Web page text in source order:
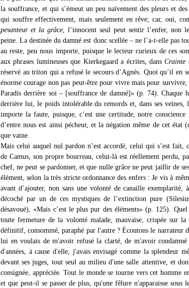
la souffrance, et qui s’émeut un peu naïvement des pleurs et
qui souffre effectivement, mais seulement en rêve; car, oui,
pesanteur et la grâce, l’innocent seul peut sentir l’enfer, non
peine. La destinée du damné est donc scellée – ne l’a-t-elle pas
au reste, peu nous importe, puisque le lecteur curieux de ces
aux phrases lumineuses que Kierkegaard a écrites, dansCrainte
réservé au triton qui a refusé le secours d’Agnès. Quoi qu’il en
énorme courage non pas peut-être pour vivre mais pour
Paradis derrière soi – [souffrance de damné]» (p. 74). Chaque
derrière lui, le poids intolérable du remords et, dans ses
importe la faute, puisque, c’est une certitude, notre
d’entre nous est ainsi pécheur, et la négation même de cet
que vaine.
Mais celui auquel nul pardon n’est accordé, celui qui s’est fait,
de Camus, son propre bourreau, celui-là est réellement perdu,
chef, ne peut se pardonner, et que nulle grâce ne peut jaillir de
élément, selon la très stricte ordonnance des enfers : Je vis à
avant d’ajouter, non sans une volonté de canaille exemplarité,
décoché par un de ces mystiques de l’extinction pure
désavoué), «Mais c’est le plus pur des éléments» (p. 125).
toute fermeture de la volonté malade, mauvaise, crispée sur
définitif, consommé, paraphé par l'autre ? Écoutons le narrateur
lui en voulais de m'avoir refusé la clarté, de m'avoir
d'années, à cause d'elle, j'avais envisagé comme la splendeur
devant ses juges, tout seul au milieu d'une salle attentive, et
consignée, appréciée. Tout le monde se tourne vers cet homme
et que peut-il se passer de plus, qu'une fêlure n'apparaisse sous